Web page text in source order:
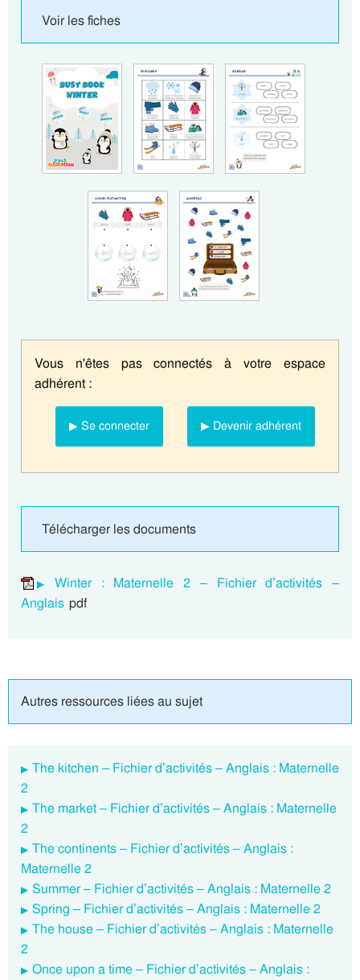
Voir les fiches
Vous n'êtes pas connectés à votre espace
adhérent :
▶ Se connecter ▶ Devenir adhérent
Télécharger les documents
Winter : Maternelle 2 – Fichier d’activités –
Anglais pdf
Autres ressources liées au sujet
The kitchen – Fichier d’activités – Anglais : Maternelle
2
The market – Fichier d’activités – Anglais : Maternelle
2
The continents – Fichier d’activités – Anglais :
Maternelle 2
Summer – Fichier d’activités – Anglais : Maternelle 2
Spring – Fichier d’activités – Anglais : Maternelle 2
The house – Fichier d’activités – Anglais : Maternelle
2
Once upon a time – Fichier d’activités – Anglais :